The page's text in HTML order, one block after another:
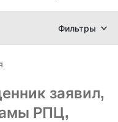
Фильтры
заявил,
РПЦ,